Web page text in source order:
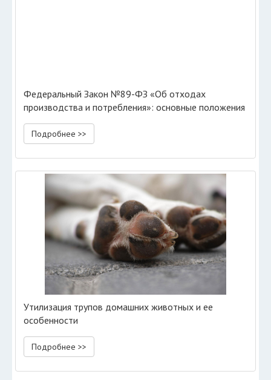
Федеральный Закон №89-ФЗ «Об отходах
производства и потребления»: основные положения
Подробнее >>
Утилизация трупов домашних животных и ее
особенности
Подробнее >>